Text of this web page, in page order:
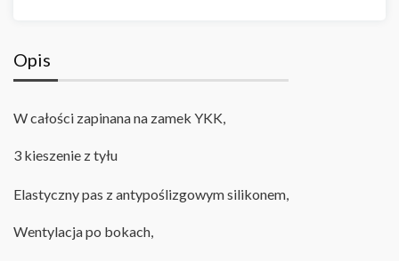
Opis
W całości zapinana na zamek YKK,
3 kieszenie z tyłu
Elastyczny pas z antypoślizgowym silikonem,
Wentylacja po bokach,